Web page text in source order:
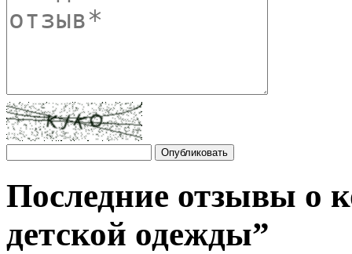
Последние отзывы о
детской одежды”